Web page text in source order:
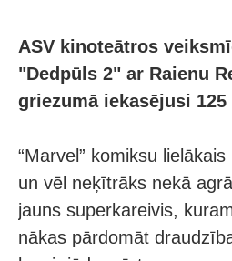
ASV kinoteātros
"Dedpūls 2" ar Raienu
griezumā iekasējusi
“Marvel” komiksu
un vēl neķītrāks nekā
jauns superkareivis,
nākas pārdomāt